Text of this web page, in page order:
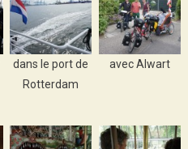
dans le port de
Rotterdam
avec Alwart